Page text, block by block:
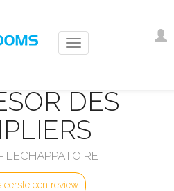
DES
- L'ECHAPPATOIRE
eerste een review